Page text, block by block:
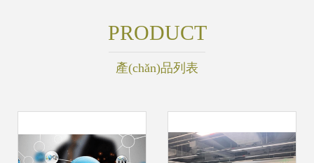
PRODUCT
產(chǎn)品列表